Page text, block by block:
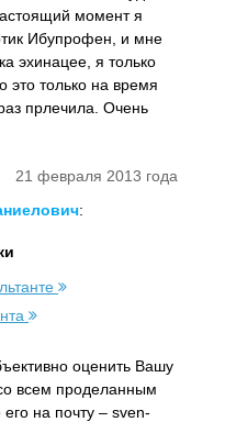
момент я
Ибупрофен, и мне
эхинацее, я только
это только на время
прлечила. Очень
21 февраля 2013 года
:
оценить Вашу
всем проделанным
на почту – sven-